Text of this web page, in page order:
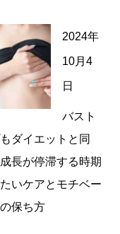
2024年
10月4
日
バスト
ダイエットと同
長が停滞する時期
いケアとモチベー
保ち方